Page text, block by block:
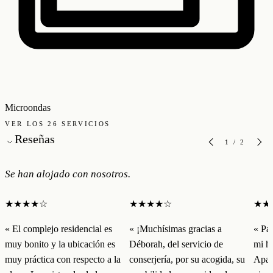
Microondas
VER LOS 26 SERVICIOS
Reseñas 1 /2
Se han alojado con nosotros.
★★★★☆
« El complejo residencial es
muy bonito y la ubicación es
muy práctica con respecto a la
★★★★☆
« ¡Muchísimas gracias a
Déborah, del servicio de
conserjería, por su acogida, su
«
mi